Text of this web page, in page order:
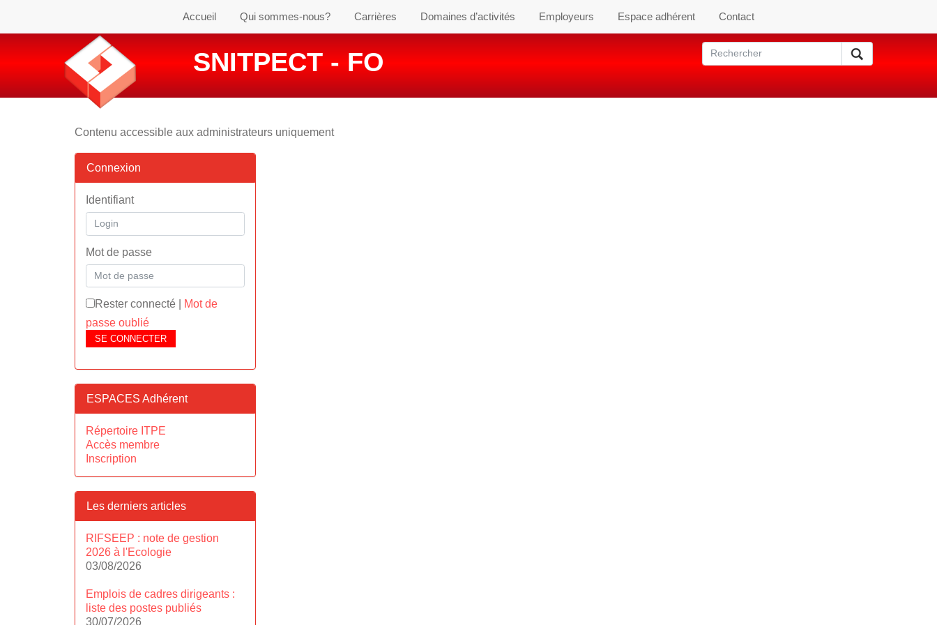
Accueil Qui sommes-nous? Carrières Domaines d’activités Employeurs Espace adhérent Contact
SNITPECT - FO
Contenu accessible aux administrateurs uniquement
Connexion
Identifiant
Mot de passe
Rester connecté
Mot de
passe oublié
SE CONNECTER
ESPACES Adhérent
Répertoire ITPE
Accès membre
Inscription
Les derniers articles
RIFSEEP : note de gestion
2026 à l'Ecologie
03/08/2026
Emplois de cadres dirigeants :
liste des postes publiés
30/07/2026